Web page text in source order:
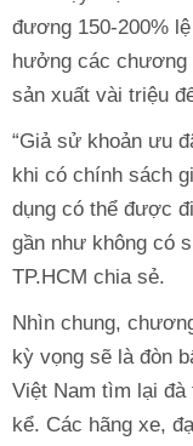
đương 150-200%
hưởng các chương
sản xuất vài triệu
“Giả sử khoản ưu
khi có chính sách
dụng có thể được
gần như không có
TP.HCM chia sẻ.
Nhìn chung,
kỳ vọng sẽ là đòn
Việt Nam tìm lại
kể. Các hãng xe,